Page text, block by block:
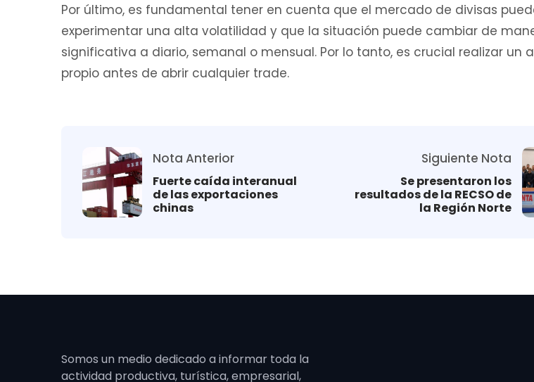
Por último, es fundamental tener en cuenta que el mercado de divisas
experimentar una alta volatilidad y que la situación puede cambiar de
significativa a diario, semanal o mensual. Por lo tanto, es crucial realizar un
propio antes de abrir cualquier trade.
Nota Anterior
Fuerte caída interanual
de las exportaciones
chinas
Siguiente Nota
Se presentaron los
resultados de la RECSO de
la Región Norte
Somos un medio dedicado a informar toda la
actividad productiva, turística, empresarial,